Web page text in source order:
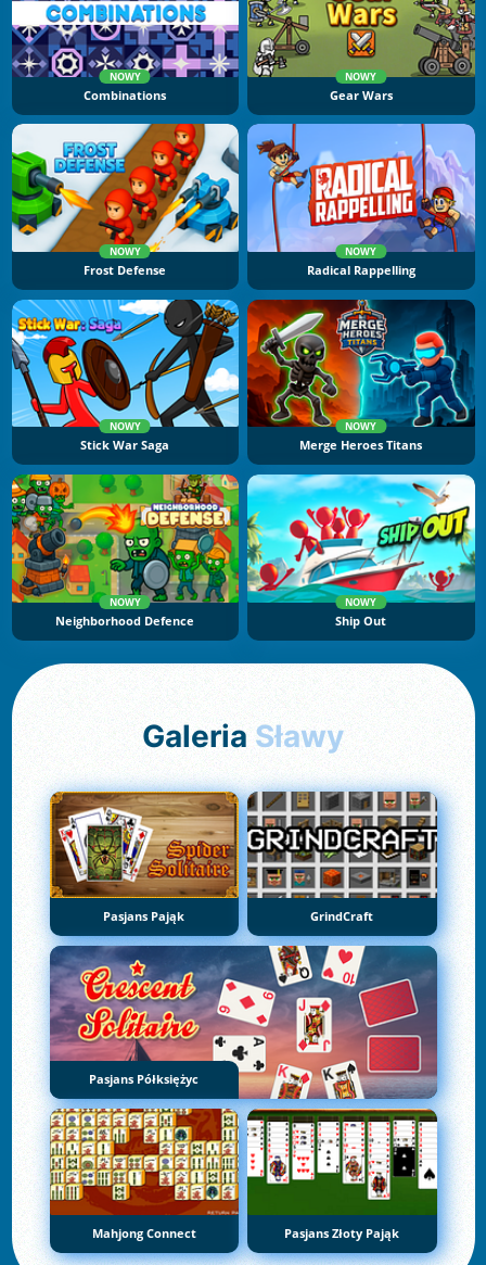
NOWY
Combinations
NOWY
Gear Wars
NOWY
Frost Defense
NOWY
Radical Rappelling
NOWY
Stick War Saga
NOWY
Merge Heroes Titans
NOWY
Neighborhood Defence
NOWY
Ship Out
Galeria Sławy
Pasjans Pająk GrindCraft
Pasjans Półksiężyc
Mahjong Connect Pasjans Złoty Pająk